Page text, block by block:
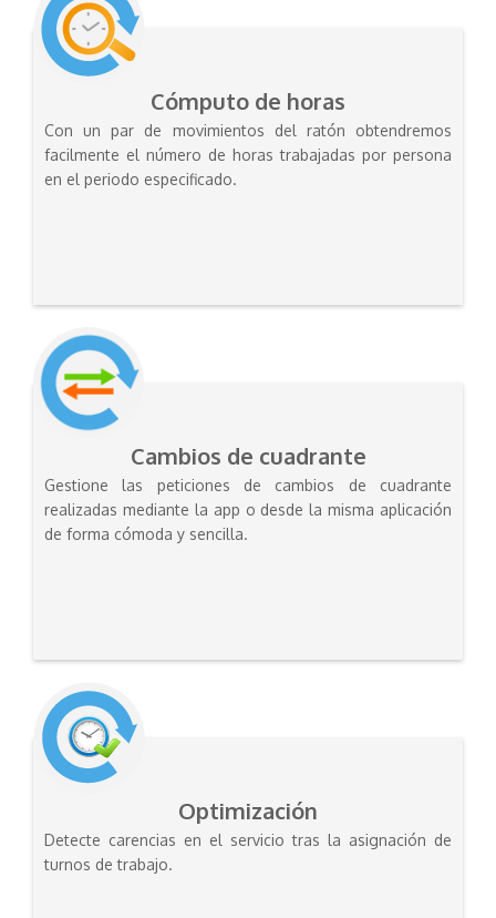
Cómputo de horas
Con un par de movimientos del ratón obtendremos
facilmente el número de horas trabajadas por persona
en el periodo especificado.
Cambios de cuadrante
Gestione las peticiones de cambios de cuadrante
realizadas mediante la app o desde la misma aplicación
de forma cómoda y sencilla.
Optimización
Detecte carencias en el servicio tras la asignación de
turnos de trabajo.